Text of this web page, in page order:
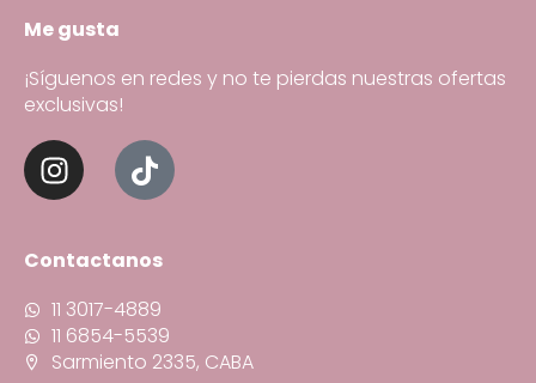
Me gusta
¡Síguenos en redes y no te pierdas nuestras ofertas
exclusivas!
Contactanos
11 3017-4889
11 6854-5539
Sarmiento 2335, CABA